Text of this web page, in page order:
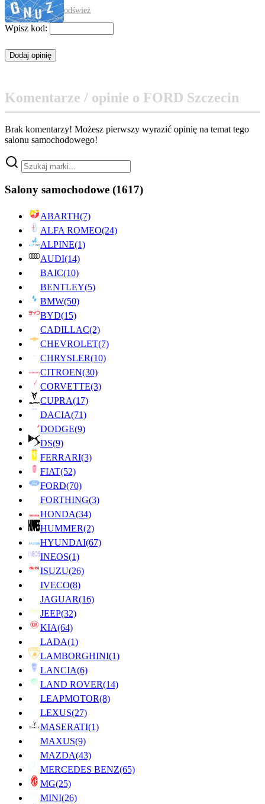
odśwież
Wpisz kod:
Komentarze / opinie o FORD Szczecin
Brak komentarzy! Możesz pierwszy wyrazić opinię na temat tego
salonu samochodowego!
Salony samochodowe (1617)
ABARTH(7)
ALFA ROMEO(24)
ALPINE(1)
AUDI(14)
BAIC(10)
BENTLEY(5)
BMW(50)
BYD(15)
CADILLAC(2)
CHEVROLET(7)
CHRYSLER(10)
CITROEN(30)
CORVETTE(3)
CUPRA(17)
DACIA(71)
DODGE(9)
DS(9)
FERRARI(3)
FIAT(52)
FORD(70)
FORTHING(3)
HONDA(34)
HUMMER(2)
HYUNDAI(67)
INEOS(1)
ISUZU(26)
IVECO(8)
JAGUAR(16)
JEEP(32)
KIA(64)
LADA(1)
LAMBORGHINI(1)
LANCIA(6)
LAND ROVER(14)
LEAPMOTOR(8)
LEXUS(27)
MASERATI(1)
MAXUS(9)
MAZDA(43)
MERCEDES BENZ(65)
MG(25)
MINI(26)